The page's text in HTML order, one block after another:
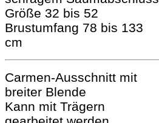
Größe 32 bis 52
Brustumfang 78 bis 133
cm
Carmen-Ausschnitt mit
breiter Blende
Kann mit Trägern